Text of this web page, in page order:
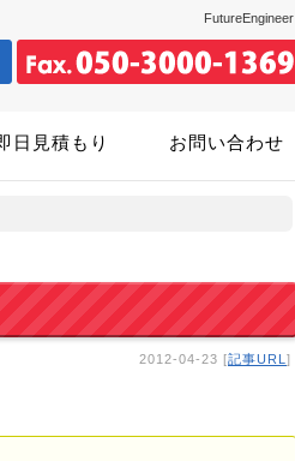
FutureEngineer
日見積もり お問い合わせ
2012-04-23 [記事URL ]